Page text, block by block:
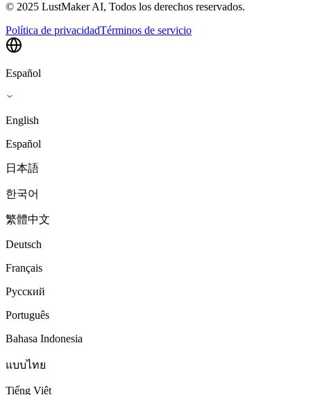
© 2025 LustMaker AI, Todos los derechos reservados.
Política de privacidadTérminos de servicio
Español
English
Español
日本語
한국어
繁體中文
Deutsch
Français
Русский
Português
Bahasa Indonesia
แบบไทย
Tiếng Việt